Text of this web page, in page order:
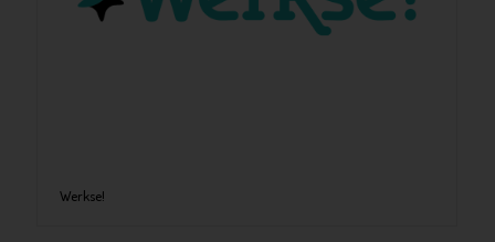
Werkse!